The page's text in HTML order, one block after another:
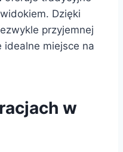
Dzięki
przyjemnej
idealne miejsce na
w